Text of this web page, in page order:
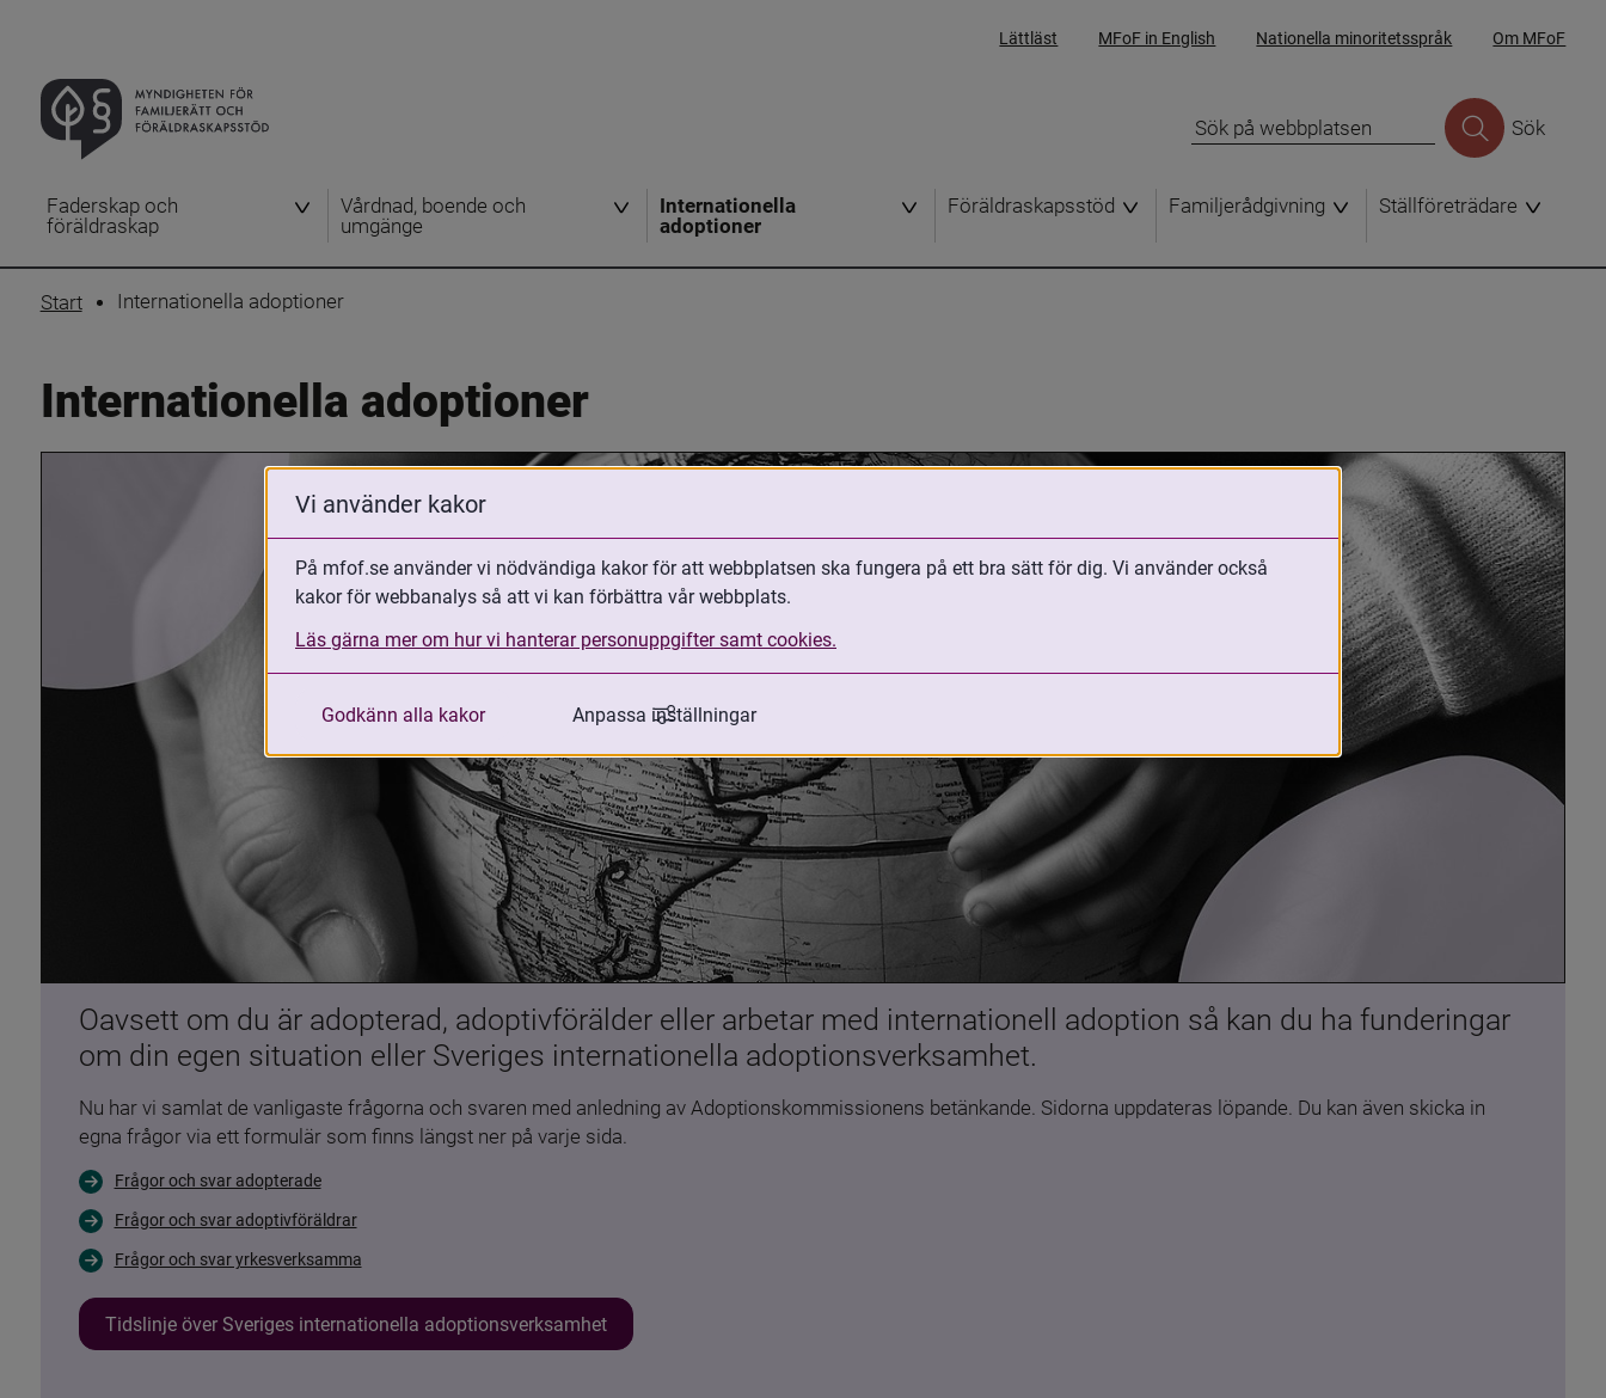
Lättläst MFoF in English Nationella minoritetsspråk Om MFoF
Sök
Faderskap och
föräldraskap
Vårdnad, boende och
umgänge
Internationella
adoptioner
Föräldraskapsstöd Familjerådgivning Ställföreträdare
Start Internationella adoptioner
Internationella adoptioner
Oavsett om du är adopterad, adoptivförälder eller arbetar med internationell adoption så kan du ha funderingar
om din egen situation eller Sveriges internationella adoptionsverksamhet.
Nu har vi samlat de vanligaste frågorna och svaren med anledning av Adoptionskommissionens betänkande. Sidorna uppdateras löpande. Du kan även skicka in
egna frågor via ett formulär som finns längst ner på varje sida.
Frågor och svar adopterade
Frågor och svar adoptivföräldrar
Frågor och svar yrkesverksamma
Tidslinje över Sveriges internationella adoptionsverksamhet
Vi använder kakor
På mfof.se använder vi nödvändiga kakor för att webbplatsen ska fungera på ett bra sätt för dig. Vi använder också
kakor för webbanalys så att vi kan förbättra vår webbplats.
Läs gärna mer om hur vi hanterar personuppgifter samt cookies.
Godkänn alla kakor Anpassa inställningar